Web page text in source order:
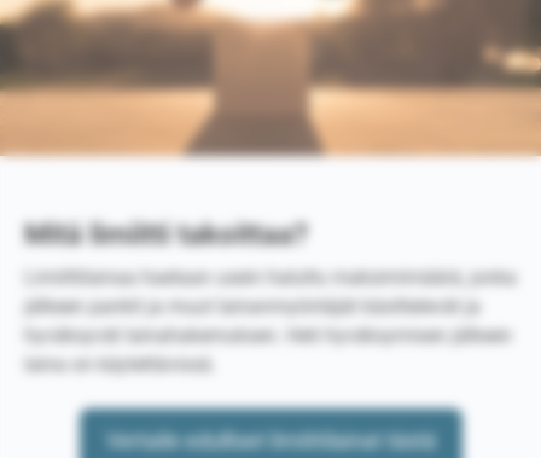
Mitä limiitti takoittaa?
Limiittilainaa haetaan usein haluttu maksimimäärä, jonka
jälkeen pankit ja muut lainanmyöntäjät käsittelevät ja
hyväksyvät lainahakemuksen. Heti hyväksymisen jälkeen
laina on käytettävissä.
Vertaile edulliset limiittilainat tästä